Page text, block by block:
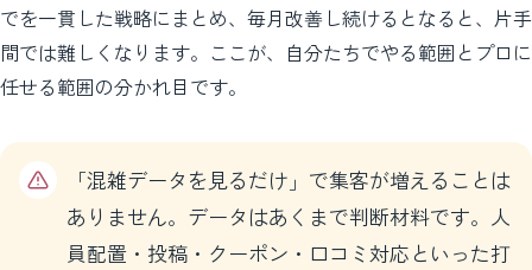
でを一貫した戦略にまとめ、毎月改善し続けるとなると、片手
間では難しくなります。ここが、自分たちでやる範囲とプロに
任せる範囲の分かれ目です。
「混雑データを見るだけ」で集客が増えることは
ありません。データはあくまで判断材料です。人
員配置・投稿・クーポン・口コミ対応といった打